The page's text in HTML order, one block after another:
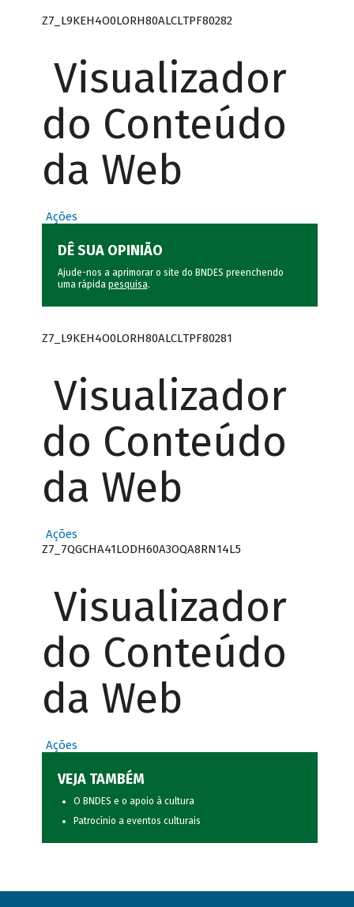
Z7_L9KEH4O0LORH80ALCLTPF80282
Visualizador
do Conteúdo
da Web
Ações
DÊ SUA OPINIÃO
Ajude-nos a aprimorar o site do BNDES preenchendo
uma rápida pesquisa.
Z7_L9KEH4O0LORH80ALCLTPF80281
Visualizador
do Conteúdo
da Web
Ações
Z7_7QGCHA41LODH60A3OQA8RN14L5
Visualizador
do Conteúdo
da Web
Ações
VEJA TAMBÉM
O BNDES e o apoio à cultura
Patrocínio a eventos culturais